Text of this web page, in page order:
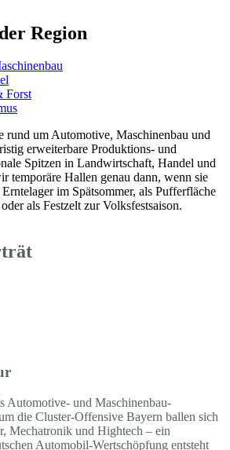
Region
Forst
rund um Automotive, Maschinenbau und
erweiterbare Produktions- und
Spitzen in Landwirtschaft, Handel und
temporäre Hallen genau dann, wenn sie
im Spätsommer, als Pufferfläche
als Festzelt zur Volksfestsaison.
Automotive- und Maschinenbau-
die Cluster-Offensive Bayern ballen sich
Mechatronik und Hightech – ein
Automobil-Wertschöpfung entsteht